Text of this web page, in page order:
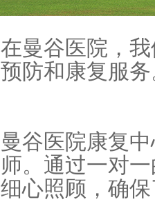
在曼谷医院，
预防和康复服
曼谷医院康复
师。通过一对
细心照顾，确